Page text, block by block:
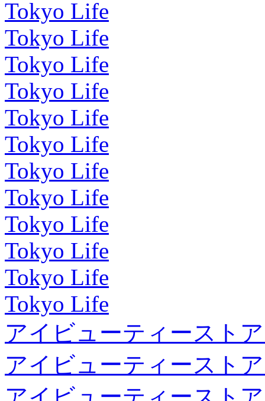
Tokyo Life
Tokyo Life
Tokyo Life
Tokyo Life
Tokyo Life
Tokyo Life
Tokyo Life
Tokyo Life
Tokyo Life
Tokyo Life
Tokyo Life
Tokyo Life
アイビューティースト
アイビューティースト